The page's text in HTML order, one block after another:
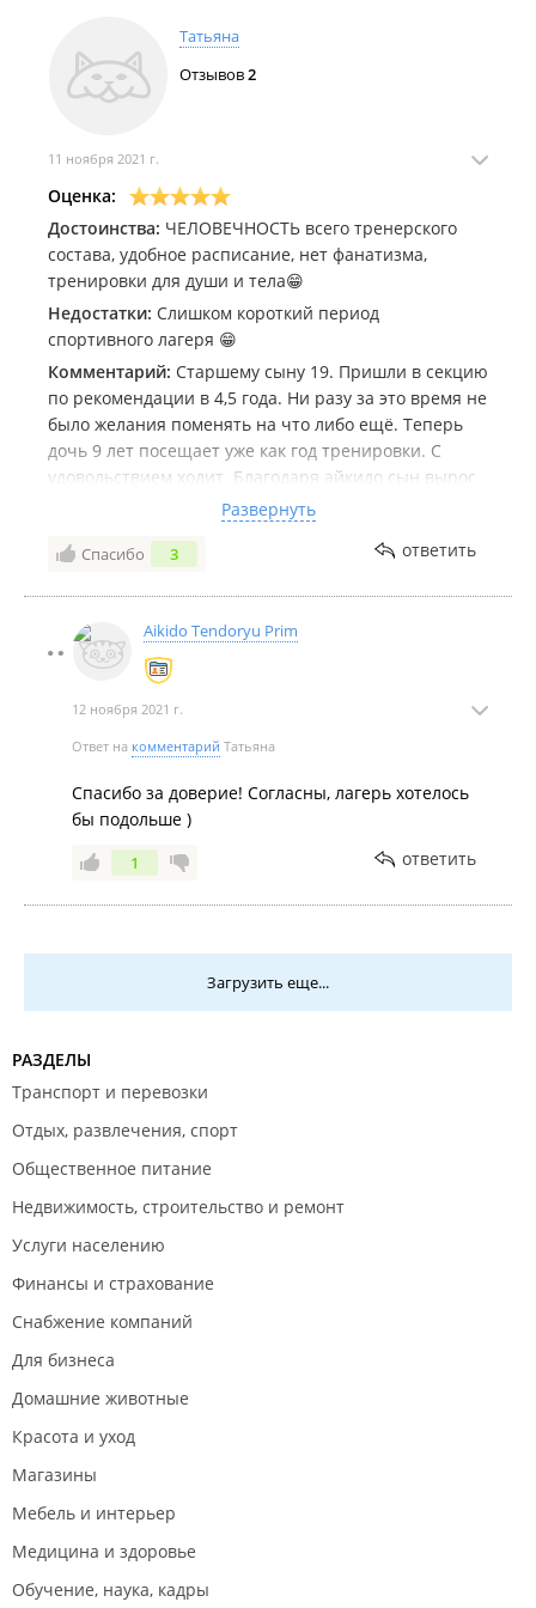
Татьяна
Отзывов2
11 ноября 2021 г.
Оценка:
Достоинства: ЧЕЛОВЕЧНОСТЬ всего тренерского
состава, удобное расписание, нет фанатизма,
тренировки для души и тела😁
Недостатки: Слишком короткий период
спортивного лагеря 😁
Комментарий: Старшему сыну 19. Пришли в секцию
по рекомендации в 4,5 года. Ни разу за это время не
было желания поменять на что либо ещё. Теперь
дочь 9 лет посещает уже как год тренировки. С
удовольствием ходит. Благодаря айкидо сын вырос
уравновешенным, умеющим постоять за себя и за
близких. Виталий Евгеньевич вне всяких похвал! А
какие Новогодние утренники тренера вместе со
А в спортивный лагерь едем с удовольствием
семьями!!!!! Не раз были организованы поездки в
Японию. Вобщем, если вы хотите, чтобы ваш
ребёнок развивался и душой и телом, нашёл много
верных друзей и им гармоничной личностью, вам
Развернуть
Спасибо 3 ответить
Aikido Tendoryu Prim
12 ноября 2021 г.
Ответ на комментарий Татьяна
Спасибо за доверие! Согласны, лагерь хотелось
бы подольше )
1 ответить
Загрузить еще...
РАЗДЕЛЫ
Транспорт и перевозки
Отдых, развлечения, спорт
Общественное питание
Недвижимость, строительство и ремонт
Услуги населению
Финансы и страхование
Снабжение компаний
Для бизнеса
Домашние животные
Красота и уход
Магазины
Мебель и интерьер
Медицина и здоровье
Обучение, наука, кадры